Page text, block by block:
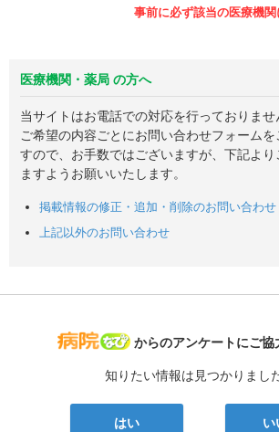
医療機関・薬局 の方へ
当サイトはお電話での対応を行っておりませ
ご希望の内容ごとにお問い合わせフォームを
すので、お手数ではございますが、下記よ
ますようお願いいたします。
掲載情報の修正・追加・削除のお問い合わせ
上記以外のお問い合わせ
病院なび
からのアンケートにご協
知りたい情報は見つかりまし
はい い